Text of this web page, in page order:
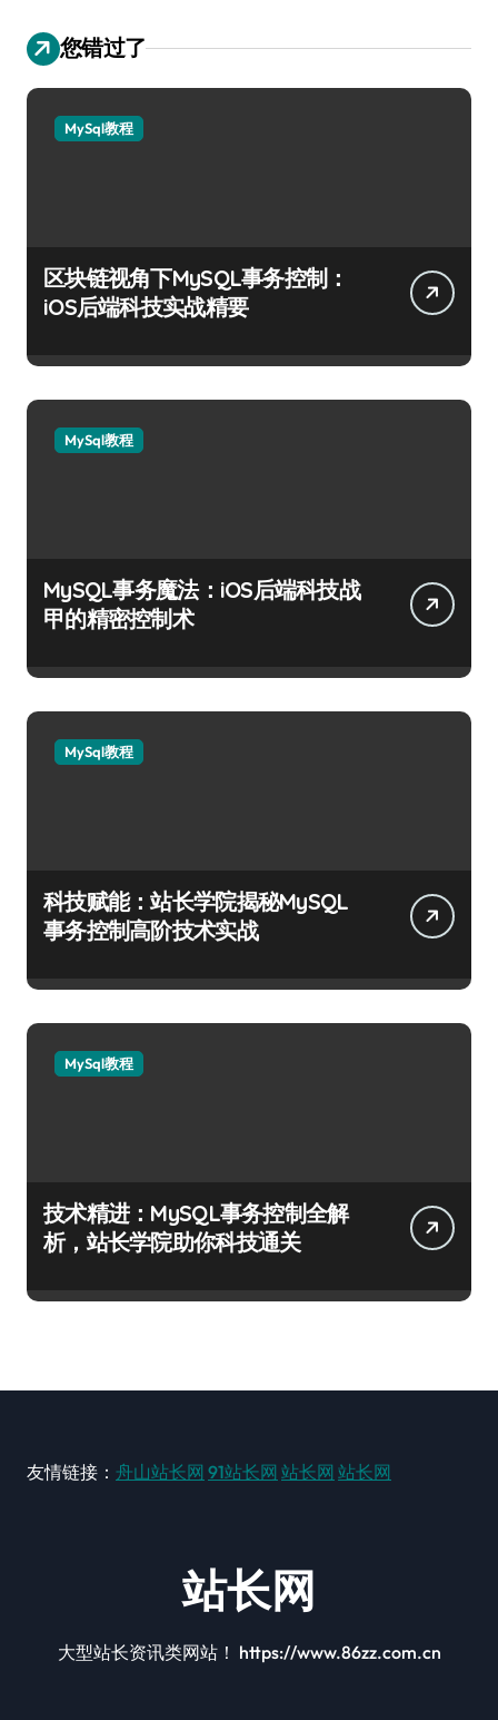
您错过了
MySql教程
区块链视角下MySQL事务控制：
iOS后端科技实战精要
MySql教程
MySQL事务魔法：iOS后端科技战
甲的精密控制术
MySql教程
科技赋能：站长学院揭秘MySQL
事务控制高阶技术实战
MySql教程
技术精进：MySQL事务控制全解
析，站长学院助你科技通关
友情链接： 舟山站长网 91站长网 站长网 站长网
站长网
大型站长资讯类网站！ https://www.86zz.com.cn